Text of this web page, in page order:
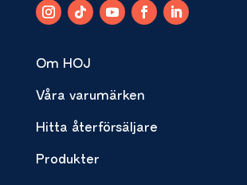
Om HOJ
Våra varumärken
Hitta återförsäljare
Produkter